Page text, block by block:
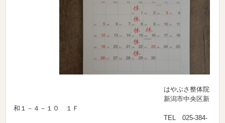
はやぶさ整体院
新潟市中央区新
和１－４－１０ １Ｆ
TEL 025-384-